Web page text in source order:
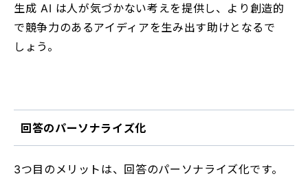
生成 AI は人が気づかない考えを提供し、より創造的
で競争力のあるアイディアを生み出す助けとなるで
しょう。
回答のパーソナライズ化
3つ目のメリットは、回答のパーソナライズ化です。